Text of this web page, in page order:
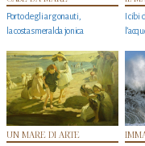
Porto degli argonauti,
la costa smeralda jonica
I cibi
UN MARE DI ARTE